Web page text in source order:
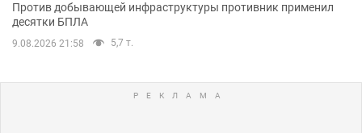
Против добывающей инфраструктуры противник применил
десятки БПЛА
9.08.2026 21:58 5,7 т.